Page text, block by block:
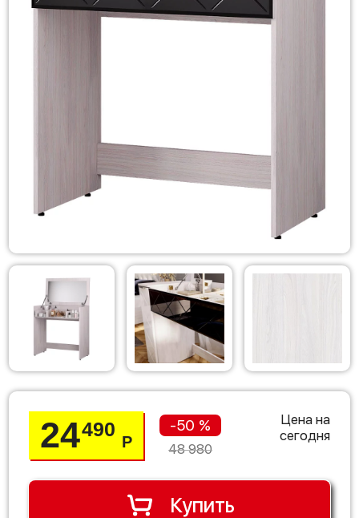
24490
Р
-50 %
48 980
Цена на
сегодня
Купить